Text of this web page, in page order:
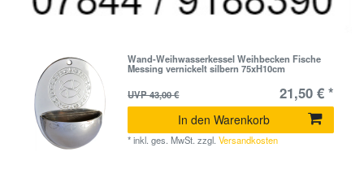
Wand-Weihwasserkessel Weihbecken Fische
Messing vernickelt silbern 75xH10cm
UVP 43,00 €
21,50 € *
In den Warenkorb
*inkl. ges. MwSt. zzgl.Versandkosten